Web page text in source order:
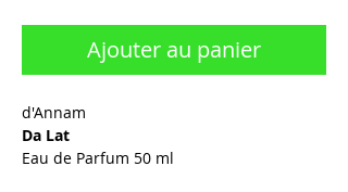
Ajouter au panier
d'Annam
Da Lat
Eau de Parfum 50 ml